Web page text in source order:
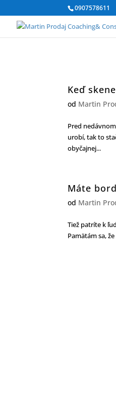
0907578611
Keď
od Martin
Pred
urobí, tak to
obyčajnej...
Máte
od Martin
Tiež patríte k
Pamätám sa,